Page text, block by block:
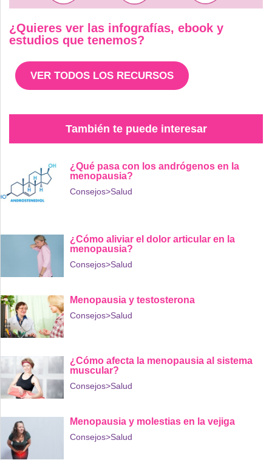
¿Quieres ver las infografías, ebook y
estudios que tenemos?
VER TODOS LOS RECURSOS
También te puede interesar
¿Qué pasa con los andrógenos en la
menopausia?
Consejos>Salud
¿Cómo aliviar el dolor articular en la
menopausia?
Consejos>Salud
Menopausia y testosterona
Consejos>Salud
¿Cómo afecta la menopausia al sistema
muscular?
Consejos>Salud
Menopausia y molestias en la vejiga
Consejos>Salud